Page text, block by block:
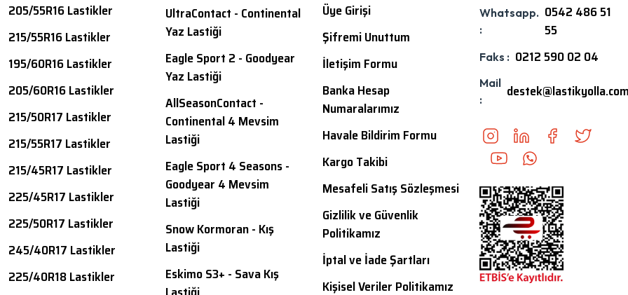
205/55R16 Lastikler
215/55R16 Lastikler
195/60R16 Lastikler
205/60R16 Lastikler
215/50R17 Lastikler
215/55R17 Lastikler
215/45R17 Lastikler
225/45R17 Lastikler
225/50R17 Lastikler
245/40R17 Lastikler
225/40R18 Lastikler
UltraContact - Continental
Yaz Lastiği
Eagle Sport 2 - Goodyear
Yaz Lastiği
AllSeasonContact -
Continental 4 Mevsim
Lastiği
Eagle Sport 4 Seasons -
Goodyear 4 Mevsim
Lastiği
Snow Kormoran - Kış
Lastiği
Eskimo S3+ - Sava Kış
Üye Girişi
Şifremi Unuttum
İletişim Formu
Banka Hesap
Numaralarımız
Havale Bildirim Formu
Kargo Takibi
Mesafeli Satış Sözleşmesi
Gizlilik ve Güvenlik
Politikamız
İptal ve İade Şartları
Kişisel Veriler Politikamız
Whatsapp.
:
0542 486 51
55
Faks : 0212 590 02 04
Mail
: